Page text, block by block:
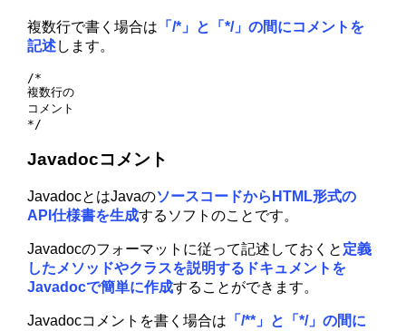
複数行で書く場合は 「/*」と「*/」の間にコメントを
記述します。
/*
複数行の
コメント
*/
Javadocコメント
JavadocとはJavaのソースコードからHTML形式の
API仕様書を生成するソフトのことです。
Javadocのフォーマットに従って記述しておくと 定義
したメソッドやクラスを説明するドキュメントを
Javadocで簡単に作成することができます。
Javadocコメントを書く場合は 「/**」と「*/」の間に